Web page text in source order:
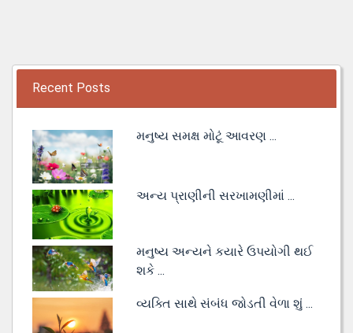
Recent Posts
મનુષ્ય સમક્ષ મોટૂં આવરણ ...
અન્ય પ્રાણીની સરખામણીમાં ...
મનુષ્ય અન્યને કયારે ઉપયોગી થઈ
શકે ...
વ્યક્તિ સાથે સંબંધ જોડતી વેળા શું ...